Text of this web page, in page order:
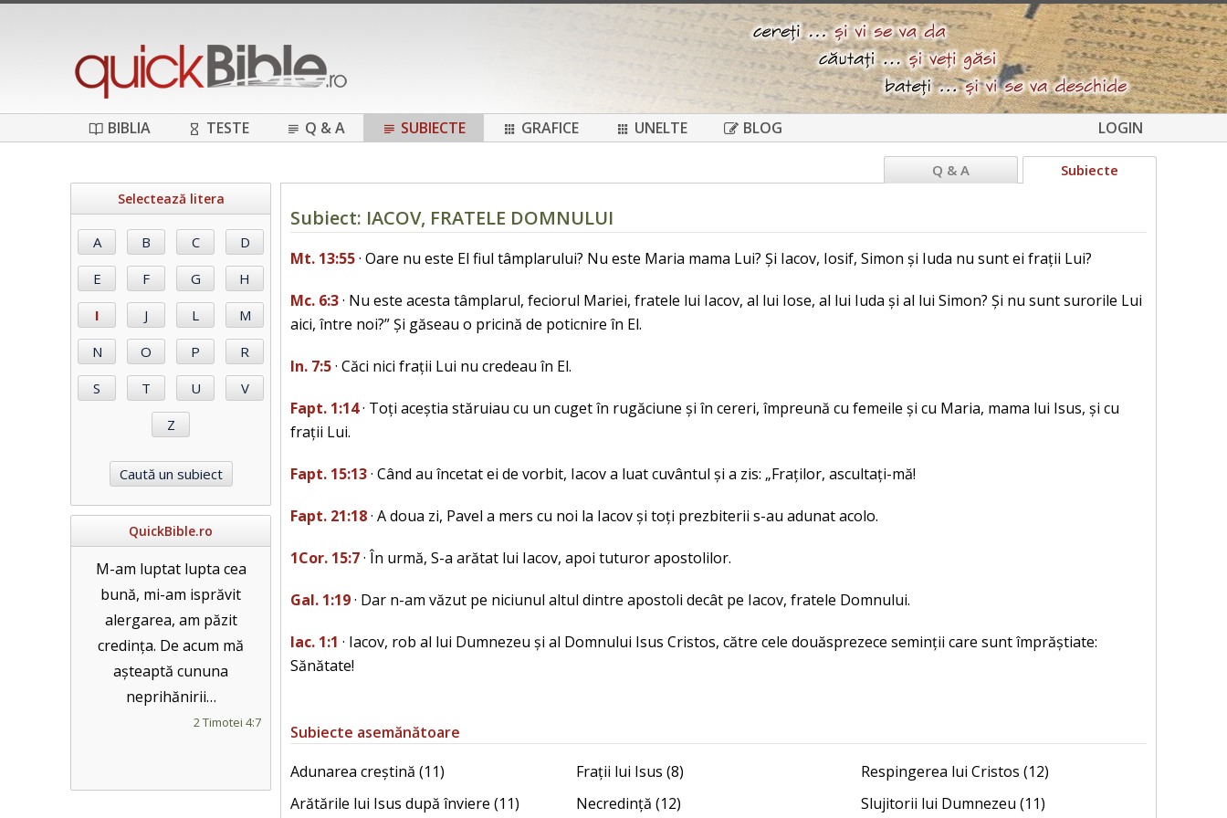
BIBLIA TESTE Q & A SUBIECTE GRAFICE UNELTE BLOG LOGIN
Selectează litera
QuickBible.ro
M-am luptat lupta cea
bună, mi-am isprăvit
alergarea, am păzit
credința. De acum mă
așteaptă cununa
neprihănirii…
2 Timotei 4:7
Subiecte
Q & A
Subiect: IACOV, FRATELE DOMNULUI
Mt. 13:55· Oare nu este El fiul tâmplarului? Nu este Maria mama Lui? Și Iacov, Iosif, Simon și Iuda nu sunt ei frații Lui?
Mc. 6:3· Nu este acesta tâmplarul, feciorul Mariei, fratele lui Iacov, al lui Iose, al lui Iuda și al lui Simon? Și nu sunt surorile Lui
aici, între noi?” Și găseau o pricină de poticnire în El.
In. 7:5· Căci nici frații Lui nu credeau în El.
Fapt. 1:14· Toți aceștia stăruiau cu un cuget în rugăciune și în cereri, împreună cu femeile și cu Maria, mama lui Isus, și cu
frații Lui.
Fapt. 15:13· Când au încetat ei de vorbit, Iacov a luat cuvântul și a zis: „Fraților, ascultați-mă!
Fapt. 21:18· A doua zi, Pavel a mers cu noi la Iacov și toți prezbiterii s-au adunat acolo.
1Cor. 15:7· În urmă, S-a arătat lui Iacov, apoi tuturor apostolilor.
Gal. 1:19· Dar n-am văzut pe niciunul altul dintre apostoli decât pe Iacov, fratele Domnului.
Iac. 1:1 · Iacov, rob al lui Dumnezeu și al Domnului Isus Cristos, către cele douăsprezece seminții care sunt împrăștiate:
Sănătate!
Subiecte asemănătoare
Adunarea creștină (11)
Arătările lui Isus după înviere (11)
Frații lui Isus (8)
Necredință (12)
Respingerea lui Cristos (12)
Slujitorii lui Dumnezeu (11)